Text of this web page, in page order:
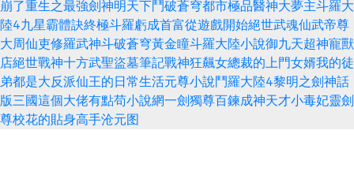
崩了重生之最強劍神明天下鬥破蒼穹都市極品醫神大夢主斗羅大
陸4九星霸體訣終極斗羅虧成首富從遊戲開始絕世武魂仙武帝尊
大周仙吏修羅武神斗破蒼穹黃金瞳斗羅大陸小說御九天超神寵獸
店絕世戰神十方武聖盜墓筆記戰神狂飆女總裁的上門女婿我的徒
弟都是大反派仙王的日常生活元尊小說鬥羅大陸4黎明之劍神話
版三國這個大佬有點苟小說網一劍獨尊百鍊成神天才小毒妃靈劍
尊校花的貼身高手沧元图